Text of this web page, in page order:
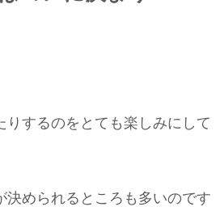
するのをとても楽しみにして
められるところも多いのです